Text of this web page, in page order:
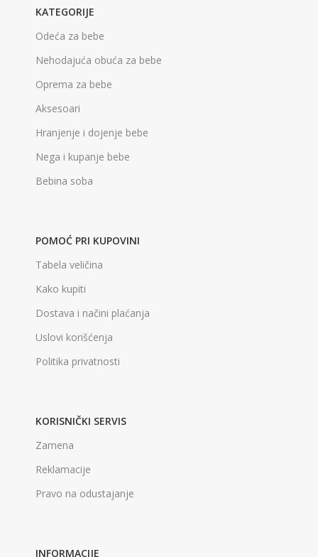
KATEGORIJE
Odeća za bebe
Nehodajuća obuća za bebe
Oprema za bebe
Aksesoari
Hranjenje i dojenje bebe
Nega i kupanje bebe
Bebina soba
POMOĆ PRI KUPOVINI
Tabela veličina
Kako kupiti
Dostava i načini plaćanja
Uslovi korišćenja
Politika privatnosti
KORISNIČKI SERVIS
Zamena
Reklamacije
Pravo na odustajanje
INFORMACIJE